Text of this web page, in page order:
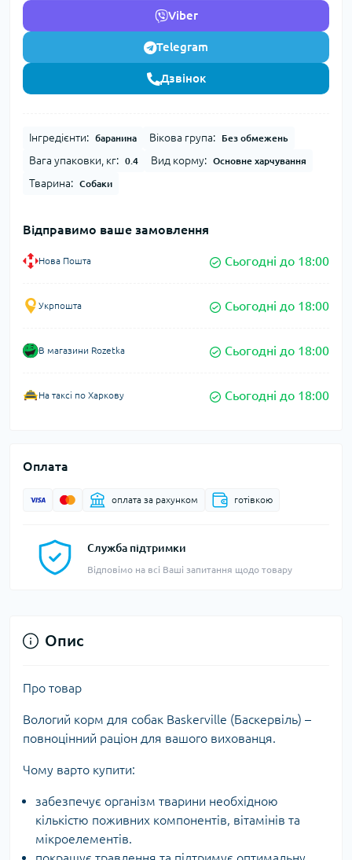
Viber
Telegram
Дзвінок
Інгредієнти: баранина Вікова група: Без обмежень
Вага упаковки, кг: 0.4 Вид корму: Основне харчування
Тварина: Собаки
Відправимо ваше замовлення
Нова Пошта Сьогодні до 18:00
Укрпошта Сьогодні до 18:00
В магазини Rozetka Сьогодні до 18:00
На таксі по Харкову Сьогодні до 18:00
Оплата
оплата за рахунком готівкою
Служба підтримки
Відповімо на всі Ваші запитання щодо товару
Опис
Про товар
Вологий корм для собак Baskerville (Баскервіль) –
повноцінний раціон для вашого вихованця.
Чому варто купити:
забезпечує організм тварини необхідною
кількістю поживних компонентів, вітамінів та
мікроелементів.